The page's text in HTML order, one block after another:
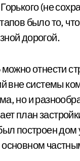
(не
было то,
дорогой.
отнести
системы
но и
план
построен